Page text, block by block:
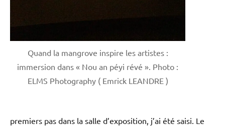
Quand la mangrove inspire les artistes :
immersion dans « Nou an péyi révé ». Photo :
ELMS Photography ( Emrick LEANDRE )
premiers pas dans la salle d’exposition, j’ai été saisi. Le